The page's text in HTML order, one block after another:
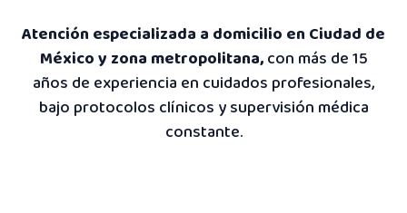
Atención especializada a domicilio en Ciudad de
México y zona metropolitana,con más de 15
años de experiencia en cuidados profesionales,
bajo protocolos clínicos y supervisión médica
constante.